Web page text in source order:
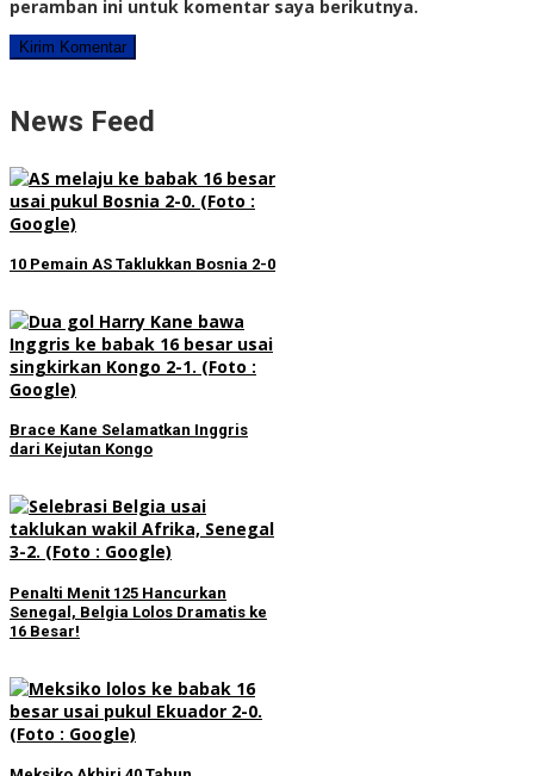
peramban ini untuk komentar saya berikutnya.
News Feed
10 Pemain AS Taklukkan Bosnia 2-0
Brace Kane Selamatkan Inggris
dari Kejutan Kongo
Penalti Menit 125 Hancurkan
Senegal, Belgia Lolos Dramatis ke
16 Besar!